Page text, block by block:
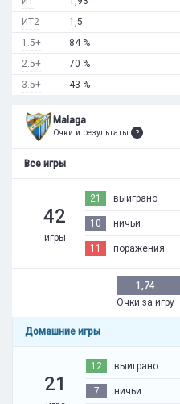
ИТ2
1.5+
2.5+
3.5+
1,5
84 %
70 %
43 %
Malaga
Очки и результаты
Все игры
42
игры
21 выиграно
10 ничьи
11 поражения
1,74
Очки за игру
Домашние игры
21
12 выиграно
7 ничьи